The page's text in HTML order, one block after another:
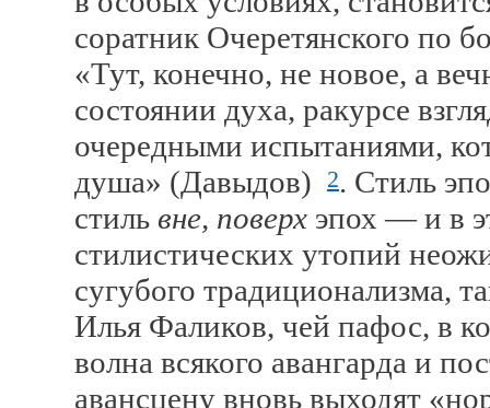
соратник Очеретянского по
«Тут, конечно, не новое, а
состоянии духа, ракурсе
очередными испытаниями,
душа» (Давыдов)
2. Стиль
стиль вне, поверх эпох — и в
стилистических утопий
сугубого традиционализма,
Илья Фаликов, чей пафос, в
волна всякого авангарда и
авансцену вновь выходят